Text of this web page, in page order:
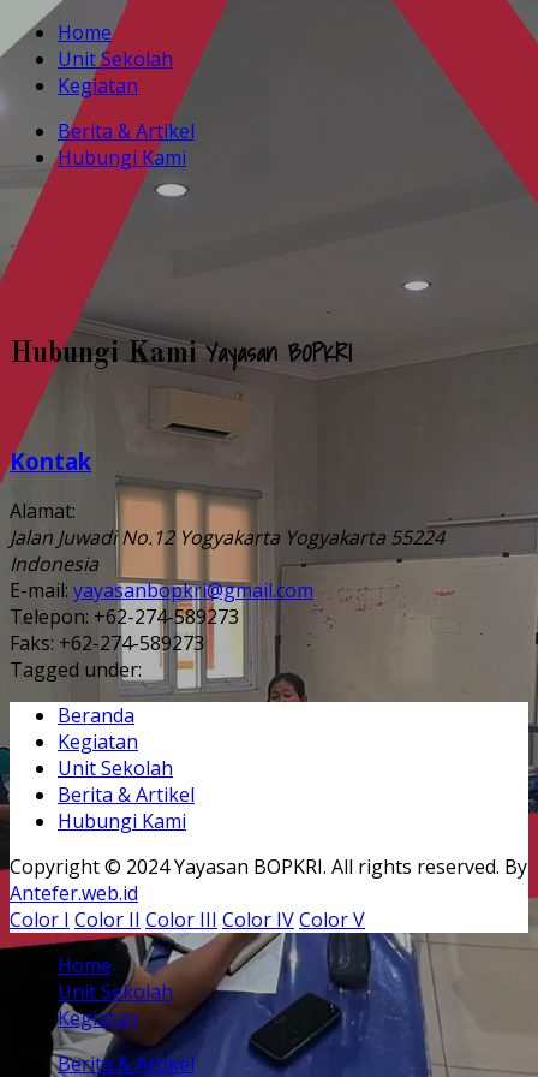
Home
Unit Sekolah
Kegiatan
Berita & Artikel
Hubungi Kami
Hubungi Kami Yayasan BOPKRI
Kontak
Alamat:
Jalan Juwadi No.12 Yogyakarta Yogyakarta 55224
Indonesia
E-mail: yayasanbopkri@gmail.com
Telepon: +62-274-589273
Faks: +62-274-589273
Tagged under:
Beranda
Kegiatan
Unit Sekolah
Berita & Artikel
Hubungi Kami
Copyright © 2024 Yayasan BOPKRI. All rights reserved. By
Antefer.web.id
Color I Color II Color III Color IVColor V
Home
Unit Sekolah
Kegiatan
Berita & Artikel